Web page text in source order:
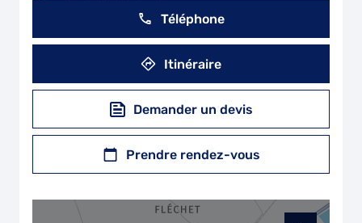
Téléphone
Itinéraire
Demander un devis
Prendre rendez-vous